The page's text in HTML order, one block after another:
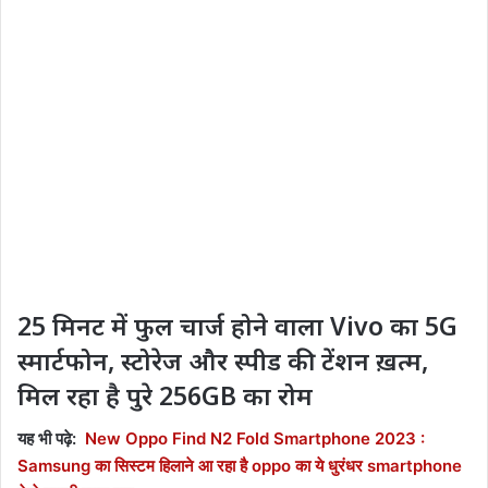
25 मिनट में फुल चार्ज होने वाला Vivo का 5G
स्मार्टफोन, स्टोरेज और स्पीड की टेंशन ख़त्म,
मिल रहा है पुरे 256GB का रोम
यह भी पढ़े: New Oppo Find N2 Fold Smartphone 2023 :
Samsung का सिस्टम हिलाने आ रहा है oppo का ये धुरंधर smartphone